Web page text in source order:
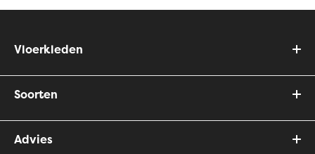
Vloerkleden
Soorten
Advies